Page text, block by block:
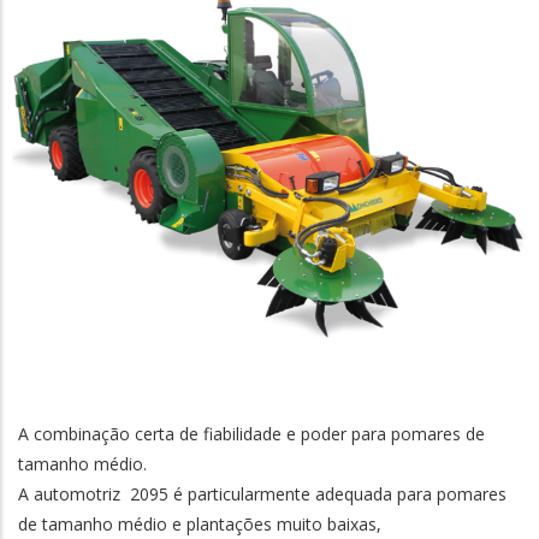
A combinação certa de fiabilidade e poder para pomares de
tamanho médio.
A automotriz 2095 é particularmente adequada para pomares
de tamanho médio e plantações muito baixas,